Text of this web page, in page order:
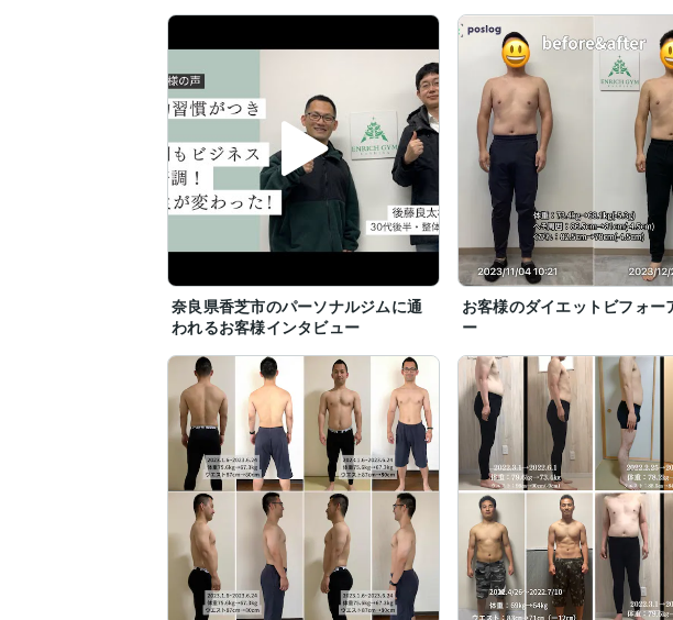
奈良県香芝市のパーソナルジムに通
われるお客様インタビュー
お客様のダイエットビフォー
ー